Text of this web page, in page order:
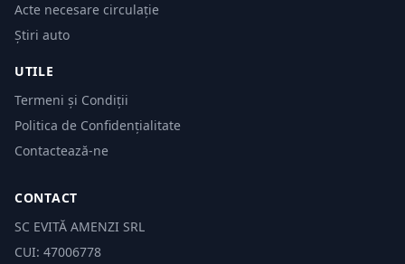
Acte necesare circulație
Știri auto
UTILE
Termeni și Condiții
Politica de Confidențialitate
Contactează-ne
CONTACT
SC EVITĂ AMENZI SRL
CUI: 47006778